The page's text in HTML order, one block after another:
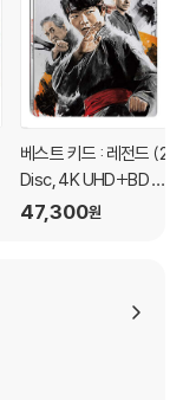
베스트 키드 : 레전드 (2
Disc, 4K UHD+BD 스
틸북 한정판) : 블루레
47,300원